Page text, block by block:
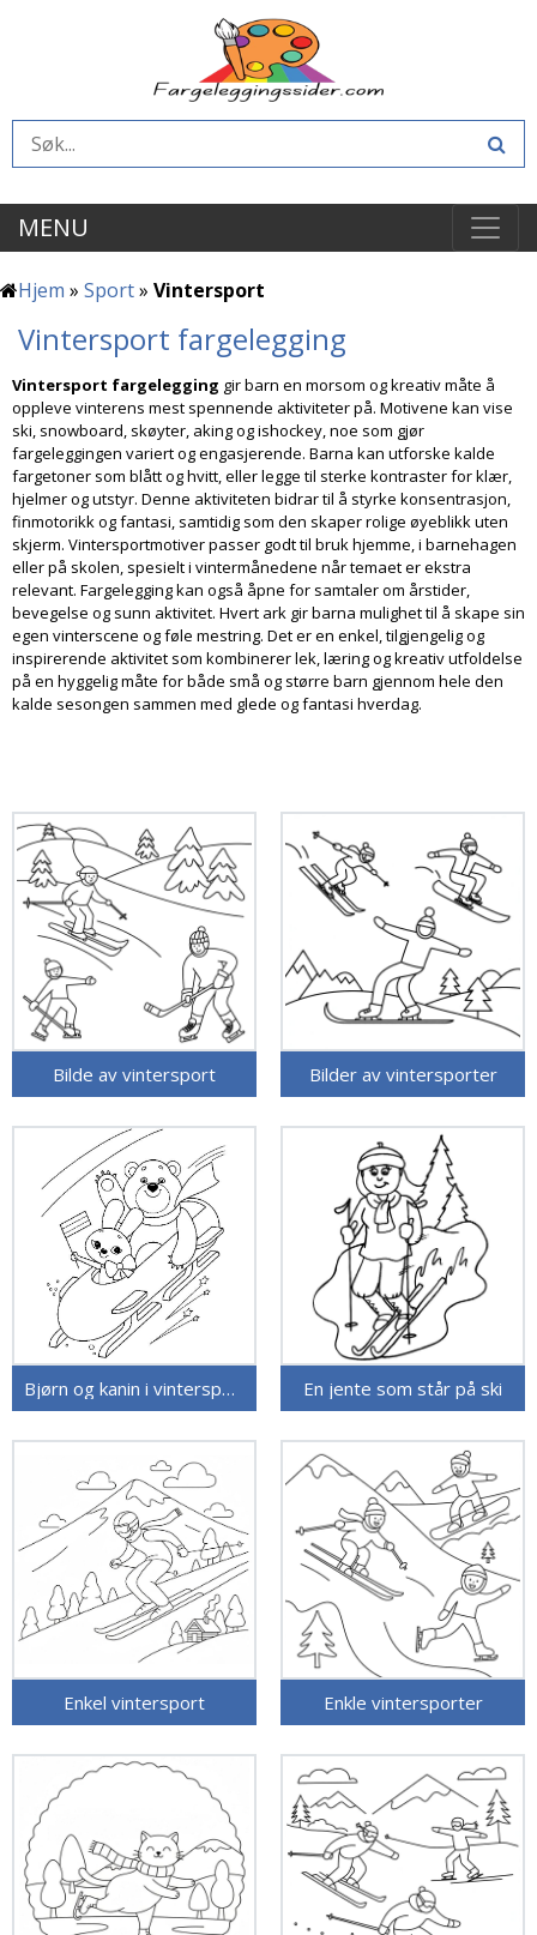
MENU
Hjem » Sport» Vintersport
Vintersport fargelegging
Vintersport fargelegging gir barn en morsom og kreativ måte å
oppleve vinterens mest spennende aktiviteter på. Motivene kan vise
ski, snowboard, skøyter, aking og ishockey, noe som gjør
fargeleggingen variert og engasjerende. Barna kan utforske kalde
fargetoner som blått og hvitt, eller legge til sterke kontraster for klær,
hjelmer og utstyr. Denne aktiviteten bidrar til å styrke konsentrasjon,
finmotorikk og fantasi, samtidig som den skaper rolige øyeblikk uten
skjerm. Vintersportmotiver passer godt til bruk hjemme, i barnehagen
eller på skolen, spesielt i vintermånedene når temaet er ekstra
relevant. Fargelegging kan også åpne for samtaler om årstider,
bevegelse og sunn aktivitet. Hvert ark gir barna mulighet til å skape sin
egen vinterscene og føle mestring. Det er en enkel, tilgjengelig og
inspirerende aktivitet som kombinerer lek, læring og kreativ utfoldelse
på en hyggelig måte for både små og større barn gjennom hele den
kalde sesongen sammen med glede og fantasi hverdag.
Bilde av vintersport Bilder av vintersporter
Bjørn og kanin i vintersport En jente som står på ski
Enkel vintersport Enkle vintersporter